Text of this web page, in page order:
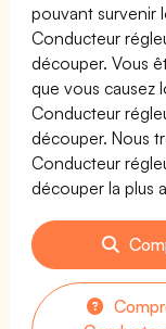
pouvant survenir
Conducteur
découper. Vous
que vous causez
Conducteur
découper. Nous
Conducteur
découper la plus